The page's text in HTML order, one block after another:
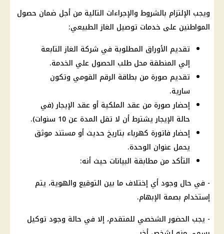
ويجب الإلتزام بالشروط والإجراءات التالية من أجل ضمان حصول
المواطنين على خدمات توصيل الغاز الطبيعي:
تقديم الأوراق المطلوبة في شركة الغاز التابعة
إلي المنطقة محل طلب الحصول علي الخدمة.
تقديم صورة من بطاقة الرقم القومي وتكون
سارية.
إحضار صورة من عقد الملكية أو عقد الإيجار (في
حالة الإيجار يشترط أن لا تقل المدة عن 10 سنوات).
إحضار فاتورة كهرباء بتاريخ حديث أو مستند موثق
يحمل عنوان الوحدة.
التأكد من مطابقة البيانات حيث أنه:
- في حال وجود أي إختلاف ما بين التوقيع والهوية، يتم
إستخدام بصمة الإبهام.
- يجب الحضور الشخصي للمتقدم، إلا في حالة وجود توكيل